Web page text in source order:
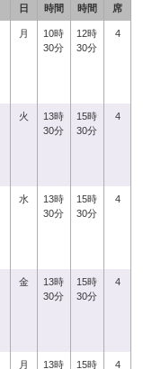
日
時間
時間
席
月
10時
30分
12時
30分
4
火
13時
30分
15時
30分
4
水
13時
30分
15時
30分
4
金
13時
30分
15時
30分
4
月
13時
15時
4